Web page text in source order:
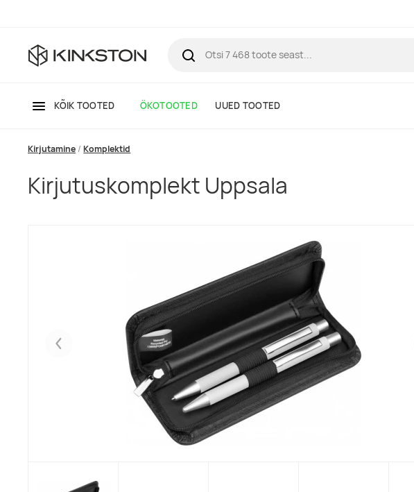
KÕIK TOOTED ÖKOTOOTED UUED TOOTED
Kirjutamine Komplektid
Kirjutuskomplekt Uppsala
Eelmised